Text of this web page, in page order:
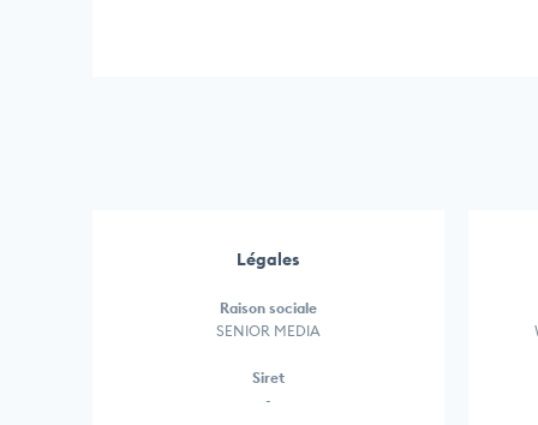
Légales
Raison sociale
SENIOR MEDIA
Siret
-